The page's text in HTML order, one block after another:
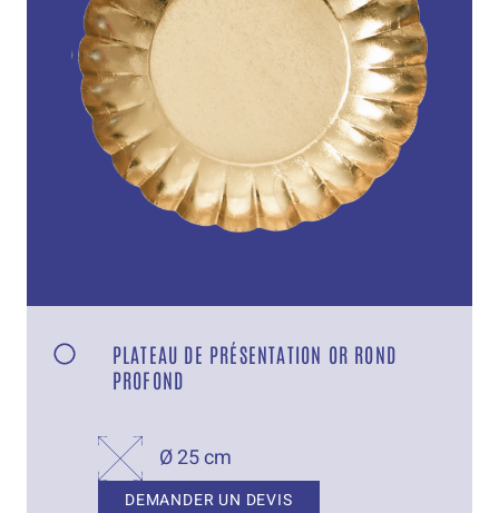
PLATEAU DE PRÉSENTATION OR ROND
PROFOND
Ø 25 cm
DEMANDER UN DEVIS